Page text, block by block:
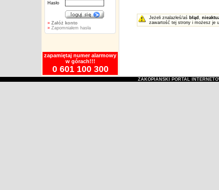
Hasło
» Załóż konto
» Zapomniałem hasła
zapamiętaj numer alarmowy
w górach!!!
0 601 100 300
Jeżeli znalazłeś/aś błąd ,
zawartość tej strony i możesz je
ZAKOPIAŃSKI PORTAL